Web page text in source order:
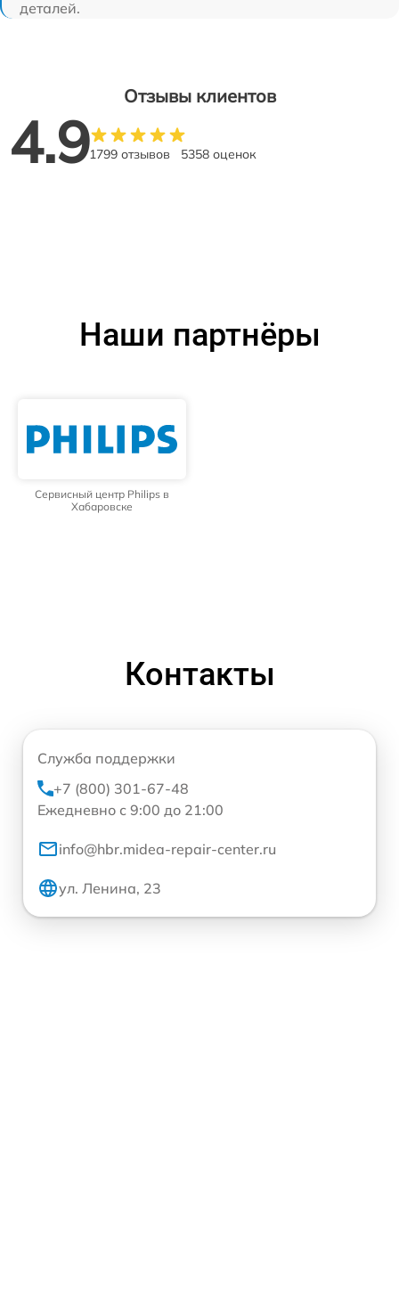
деталей.
Отзывы клиентов
4.91799 отзывов 5358 оценок
Наши партнёры
Сервисный центр Philips в
Хабаровске
Контакты
Служба поддержки
+7 (800) 301-67-48
Ежедневно с 9:00 до 21:00
info@hbr.midea-repair-center.ru
ул. Ленина, 23